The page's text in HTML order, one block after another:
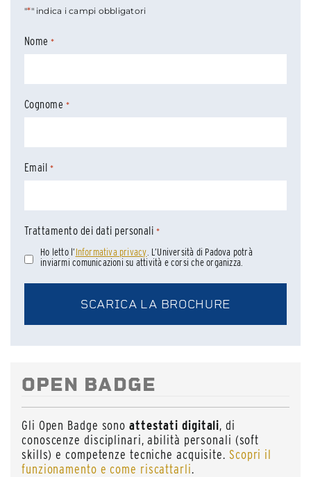
"*" indica i campi obbligatori
Nome *
Cognome *
Email *
Trattamento dei dati personali *
Ho letto l’Informativa privacy . L’Università di Padova potrà
inviarmi comunicazioni su attività e corsi che organizza.
OPEN BADGE
Gli Open Badge sono attestati digitali, di
conoscenze disciplinari, abilità personali (soft
skills) e competenze tecniche acquisite. Scopri il
funzionamento e come riscattarli.